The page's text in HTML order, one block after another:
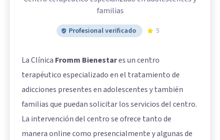
familias
Profesional verificado 5
La Clínica Fromm Bienestares un centro
terapéutico especializado en el tratamiento de
adicciones presentes en adolescentes y también
familias que puedan solicitar los servicios del centro.
La intervención del centro se ofrece tanto de
manera online como presencialmente y algunas de